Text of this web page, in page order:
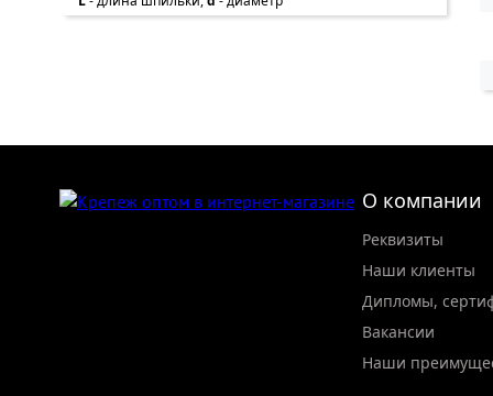
О компании
Реквизиты
Наши клиенты
Дипломы,
Вакансии
Наши